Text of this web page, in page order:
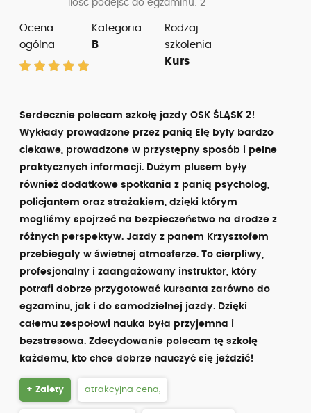
Ilość podejść do egzaminu: 2
Ocena
ogólna
Kategoria
B
Rodzaj
szkolenia
Kurs
Serdecznie polecam szkołę jazdy OSK ŚLĄSK 2!
Wykłady prowadzone przez panią Elę były bardzo
ciekawe, prowadzone w przystępny sposób i pełne
praktycznych informacji. Dużym plusem były
również dodatkowe spotkania z panią psycholog,
policjantem oraz strażakiem, dzięki którym
mogliśmy spojrzeć na bezpieczeństwo na drodze z
różnych perspektyw. Jazdy z panem Krzysztofem
przebiegały w świetnej atmosferze. To cierpliwy,
profesjonalny i zaangażowany instruktor, który
potrafi dobrze przygotować kursanta zarówno do
egzaminu, jak i do samodzielnej jazdy. Dzięki
całemu zespołowi nauka była przyjemna i
bezstresowa. Zdecydowanie polecam tę szkołę
każdemu, kto chce dobrze nauczyć się jeździć!
+ Zalety atrakcyjna cena,